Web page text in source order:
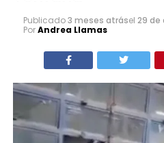
Publicado3 meses atrásel 29 de
PorAndrea Llamas